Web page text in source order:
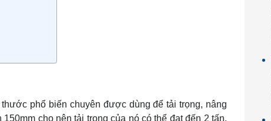
phổ biến chuyên được dùng để tải trọng, nâng
cho nên tải trọng của nó có thể đạt đến 2 tấn.